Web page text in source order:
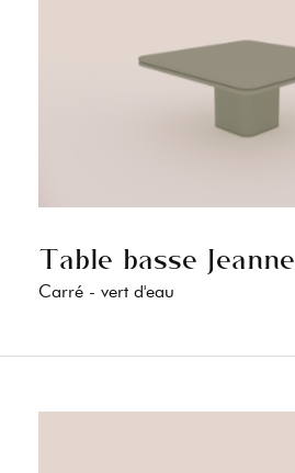
Table basse Jeanne
Carré - vert d'eau